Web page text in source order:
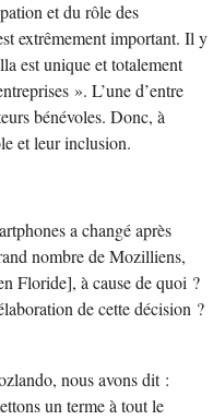
et du rôle des
extrêmement important. Il y
est unique et totalement
». L’une d’entre
bénévoles. Donc, à
et leur inclusion.
a changé après
nombre de Mozilliens,
Floride], à cause de quoi ?
de cette décision ?
nous avons dit :
un terme à tout le